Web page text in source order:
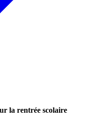
la rentrée scolaire